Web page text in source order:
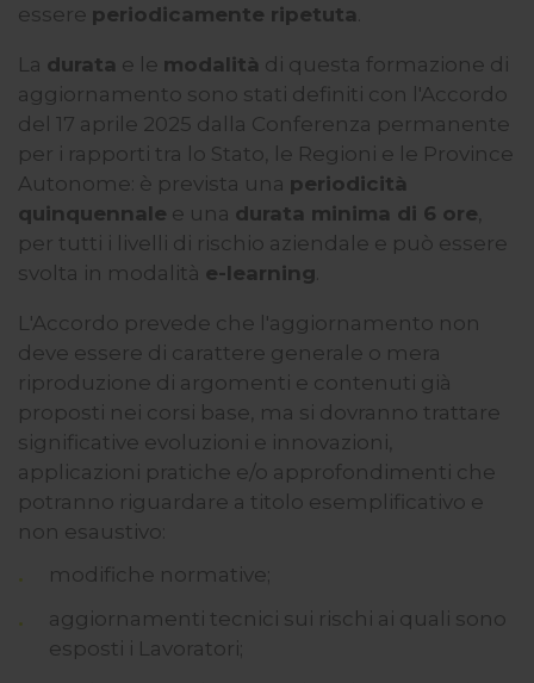
essere periodicamente ripetuta
La durata e le modalità di questa formazione di
aggiornamento sono stati definiti con l'Accordo
del 17 aprile 2025 dalla Conferenza permanente
per i rapporti tra lo Stato, le Regioni e le Province
Autonome: è prevista una periodicità
quinquennale e una durata minima di 6 ore
per tutti i livelli di rischio aziendale e può essere
svolta in modalità e-learning
L'Accordo prevede che l'aggiornamento non
deve essere di carattere generale o mera
riproduzione di argomenti e contenuti già
proposti nei corsi base, ma si dovranno trattare
significative evoluzioni e innovazioni,
applicazioni pratiche e/o approfondimenti che
potranno riguardare a titolo esemplificativo e
non esaustivo:
modifiche normative;
aggiornamenti tecnici sui rischi ai quali sono
esposti i Lavoratori;